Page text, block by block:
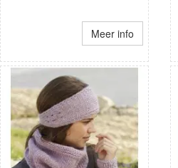
Meer info